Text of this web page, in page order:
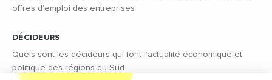
offres d’emploi des entreprises
DÉCIDEURS
Quels sont les décideurs qui font l’actualité économique et
politique des régions du Sud